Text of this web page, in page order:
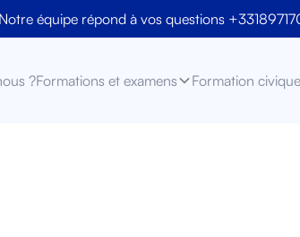
Notre équipe répond à vos questions
?Formations et examens Formation civique